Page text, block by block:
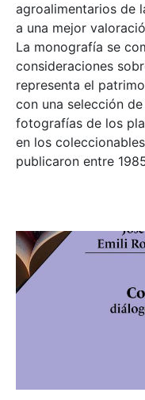
agroalimentarios de
a una mejor
La monografía se
consideraciones
representa el
con una selección
fotografías de los
en los coleccionables
publicaron entre